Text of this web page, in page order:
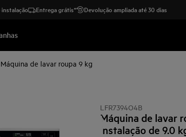
instalação Entrega grátis* Devolução ampliada até 30 dias
Máquina de lavar roupa 9 kg
LFR7394O4B
Máquina de lavar
instalação de 9.0